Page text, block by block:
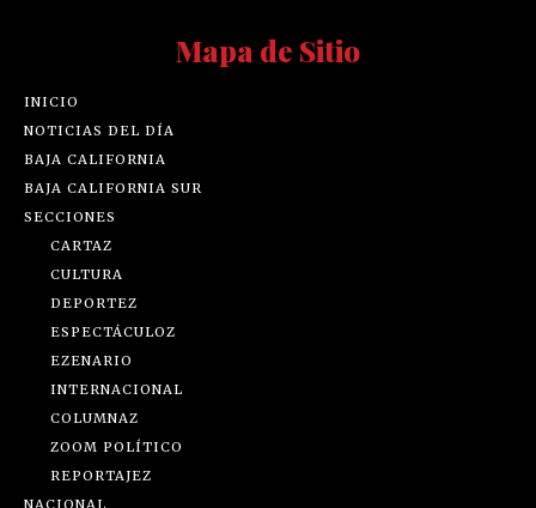
Mapa de Sitio
INICIO
NOTICIAS DEL DÍA
BAJA CALIFORNIA
BAJA CALIFORNIA SUR
SECCIONES
CARTAZ
CULTURA
DEPORTEZ
ESPECTÁCULOZ
EZENARIO
INTERNACIONAL
COLUMNAZ
ZOOM POLÍTICO
REPORTAJEZ
NACIONAL